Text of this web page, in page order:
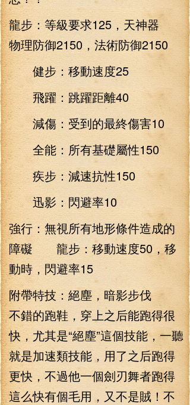
龍步：等級要求125，天神器
物理防御2150，法術防御2150
健步：移動速度25
飛躍：跳躍距離40
減傷：受到的最終傷害10
全能：所有基礎屬性150
疾步：減速抗性150
迅影：閃避率10
強行：無視所有地形條件造成的
障礙 龍步：移動速度50，移
動時，閃避率15
附帶特技：絕塵，暗影步伐
不錯的跑鞋，穿上之后能跑得很
快，尤其是“絕塵”這個技能，一聽
就是加速類技能，用了之后跑得
更快，不過他一個劍刃舞者跑得
這么快有個毛用，又不是賊！不